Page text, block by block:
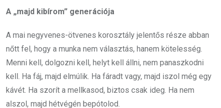
A „majd kibírom” generációja
A mai negyvenes-ötvenes korosztály jelentős része abban
nőtt fel, hogy a munka nem választás, hanem kötelesség.
Menni kell, dolgozni kell, helyt kell állni, nem panaszkodni
kell. Ha fáj, majd elmúlik. Ha fáradt vagy, majd iszol még egy
kávét. Ha szorít a mellkasod, biztos csak ideg. Ha nem
alszol, majd hétvégén bepótolod.